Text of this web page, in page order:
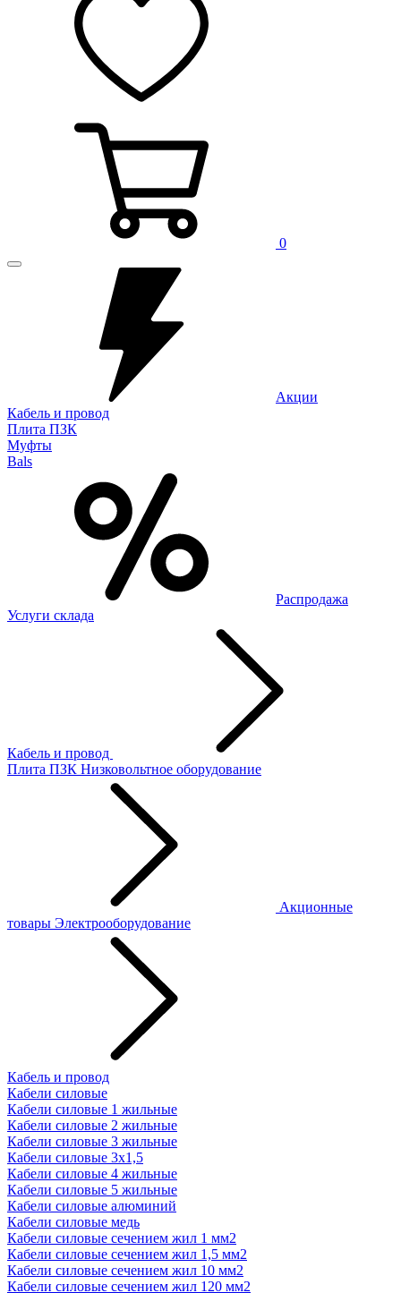
0
Акции
Кабель и провод
Плита ПЗК
Муфты
Bals
Распродажа
Услуги склада
Кабель и провод
Плита ПЗК Низковольтное оборудование
Акционные
товары Электрооборудование
Кабель и провод
Кабели силовые
Кабели силовые 1 жильные
Кабели силовые 2 жильные
Кабели силовые 3 жильные
Кабели силовые 3х1,5
Кабели силовые 4 жильные
Кабели силовые 5 жильные
Кабели силовые алюминий
Кабели силовые медь
Кабели силовые сечением жил 1 мм2
Кабели силовые сечением жил 1,5 мм2
Кабели силовые сечением жил 10 мм2
Кабели силовые сечением жил 120 мм2